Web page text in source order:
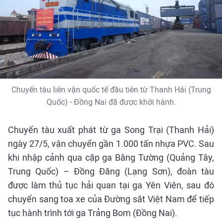
Chuyến tàu liên vận quốc tế đầu tiên từ Thanh Hải (Trung
Quốc) - Đồng Nai đã được khởi hành.
Chuyến tàu xuất phát từ ga Song Trại (Thanh Hải)
ngày 27/5, vận chuyển gần 1.000 tấn nhựa PVC. Sau
khi nhập cảnh qua cặp ga Bằng Tường (Quảng Tây,
Trung Quốc) – Đồng Đăng (Lạng Sơn), đoàn tàu
được làm thủ tục hải quan tại ga Yên Viên, sau đó
chuyển sang toa xe của Đường sắt Việt Nam để tiếp
tục hành trình tới ga Trảng Bom (Đồng Nai).